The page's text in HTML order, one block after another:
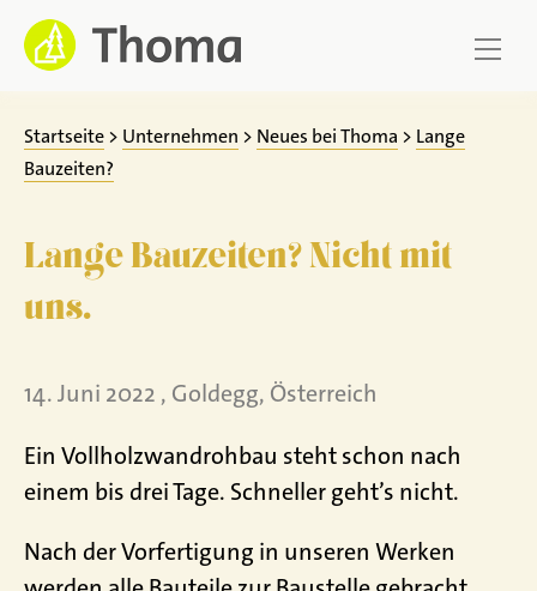
Zum
Inhalt
springen
Startseite > Unternehmen > Neues bei Thoma > Lange
Bauzeiten?
Lange Bauzeiten? Nicht mit
uns.
14. Juni 2022 , Goldegg, Österreich
Ein Vollholzwandrohbau steht schon nach
einem bis drei Tage. Schneller geht’s nicht.
Nach der Vorfertigung in unseren Werken